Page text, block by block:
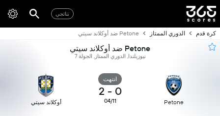
نتائجي
كرة قدم الدوري الممتاز Petone ضد أوكلاند سيتي
Petone ضد أوكلاند سيتي
نيوزيلندا, الدوري الممتاز, الجولة 7
Petone
انتهت
0
-
2
04/11 أوكلاند سيتي